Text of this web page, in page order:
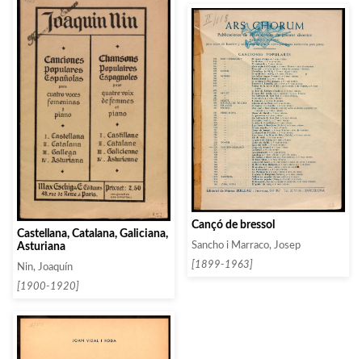
Castellana, Catalana, Galiciana,
Asturiana
Nin, Joaquín
[1900-1920]
Cançó de bressol
Sancho i Marraco, Josep
[1899-1963]